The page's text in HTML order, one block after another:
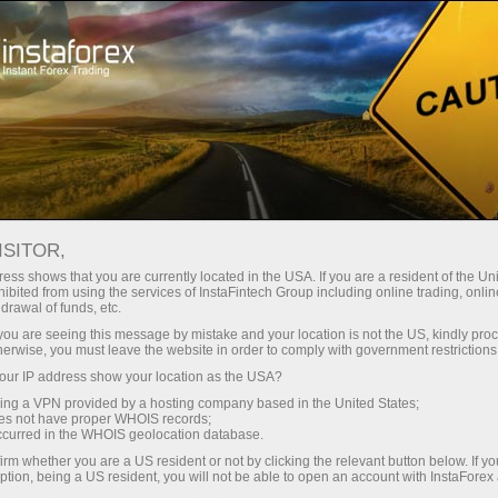
Новости рынка Форекс
shows that you are currently located in the USA. If you are a resident of the
from using the services of InstaFintech Group including online trading,
of funds, etc.
are seeing this message by mistake and your location is not the US, kindly
you must leave the website in order to comply with government
IP address show your location as the USA?
a VPN provided by a hosting company based in the United States;
not have proper WHOIS records;
in the WHOIS geolocation database.
whether you are a US resident or not by clicking the relevant button below. If
being a US resident, you will not be able to open an account with InstaForex